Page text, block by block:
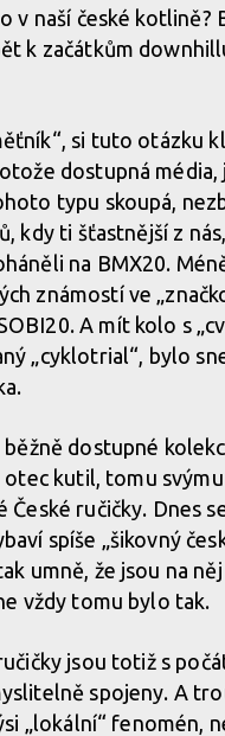
v naší české
k začátkům
si tuto otázku
dostupná média,
typu skoupá,
kdy ti šťastnější z
na BMX20.
známostí ve
A mít kolo s
„cyklotrial“, bylo
dostupné
otec kutil, tomu
ručičky. Dnes
spíše „šikovný
umně, že jsou na
vždy tomu bylo tak.
jsou totiž s
spojeny. A
„lokální“ fenomén,